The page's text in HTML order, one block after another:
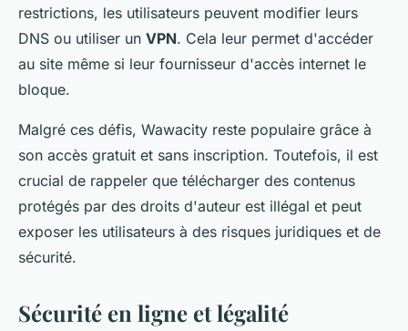
restrictions, les utilisateurs peuvent modifier leurs
DNS ou utiliser un VPN. Cela leur permet d'accéder
au site même si leur fournisseur d'accès internet le
bloque.
Malgré ces défis, Wawacity reste populaire grâce à
son accès gratuit et sans inscription. Toutefois, il est
crucial de rappeler que télécharger des contenus
protégés par des droits d'auteur est illégal et peut
exposer les utilisateurs à des risques juridiques et de
sécurité.
Sécurité en ligne et légalité